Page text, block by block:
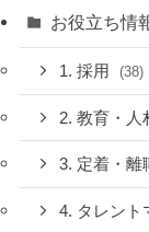
お役立ち情
1. 採用 (38)
2. 教育・人
3. 定着・離
4. タレント